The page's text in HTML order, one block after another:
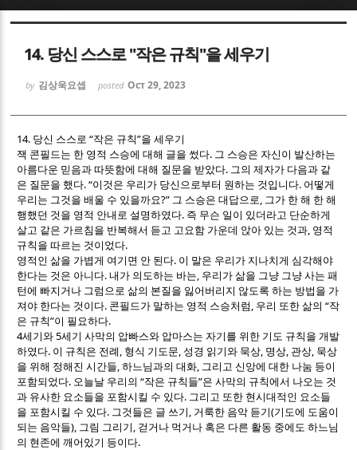
14. 당신 스스로 "작은 규칙"을 세우기
by 김상욱요셉 posted Oct 29, 2023
14. 당신 스스로“작은 규칙”을 세우기
잭 콘필드는 한 영적 스승에 대해 글을 썼다. 그 스승은 자신이 발산하는
아름다운 믿음과 따뜻함에 대해 질문을 받았다. 그의 제자가 다음과 같
은 질문을 했다. “이것은 우리가 당신으로부터 원하는 것입니다. 어떻게
우리는 그것을 배울 수 있을까요?” 그 스승은 대답으로 , 그가 한 해 한 해
행했던 것을 영적 안내로 설명하였다. 즉 무슨 일이 있더라고 단순하게
살고 같은 가르침을 반복해서 듣고 고요함 가운데 앉아 있는 것과, 영적
규칙을 따르는 것이었다.
영적인 삶을 가볍게 여기면 안 된다. 이 말은 우리가 지나치게 심각해야
한다는 것은 아니다.내가 의도하는 바는, 우리가 삶을 그냥 그냥 사는 패
턴에 빠지거나 그럼으로 삶의 본질을 잃어버리지 않도록 하는 방법을 가
져야 한다는 것이다. 콘필드가 말하는 영적 스승처럼 , 우리 또한 삶의“작
은 규칙”이 필요하다.
4세기와5세기 사막의 압빠스와 압마스는 자기를 위한 기도 규칙을 개발
하였다. 이 규칙은 전례 , 형식 기도문, 성경 읽기와 묵상, 명상, 관상, 묵상
을 위해 정해진 시간들,하느님과의 대화, 그리고 신앙에 대한 나눔 등이
포함되었다. 오늘날 우리의“작은 규칙들”은 사막의 규칙에서 나오는 것
과 유사한 요소들을 포함시킬 수 있다. 그리고 또한 현시대적인 요소들
을 포함시킬 수 있다. 그것들은 글 쓰기 , 거룩한 음악 듣기(기도에 도움이
되는 음악들), 그림 그리기 , 걷거나 먹거나 혹은 다른 활동 중에도 하느님
의 현존에 깨어있기 등이다.
Sketchbook5, 스케치북5
Sketchbook5, 스케치북5
Sketchbook5, 스케치북5
Sketchbook5, 스케치북5